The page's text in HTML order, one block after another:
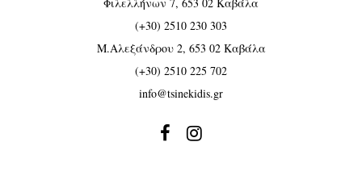
(+30) 2510 230 303
Μ.Αλεξάνδρου 2, 653 02 Καβάλα
(+30) 2510 225 702
info@tsinekidis.gr
 